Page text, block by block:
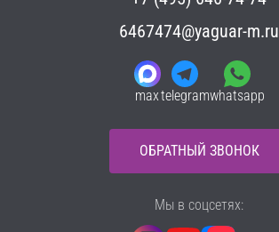
6467474@yaguar-m.ru
maxtelegramwhatsapp
ОБРАТНЫЙ ЗВОНОК
Мы в соцсетях: